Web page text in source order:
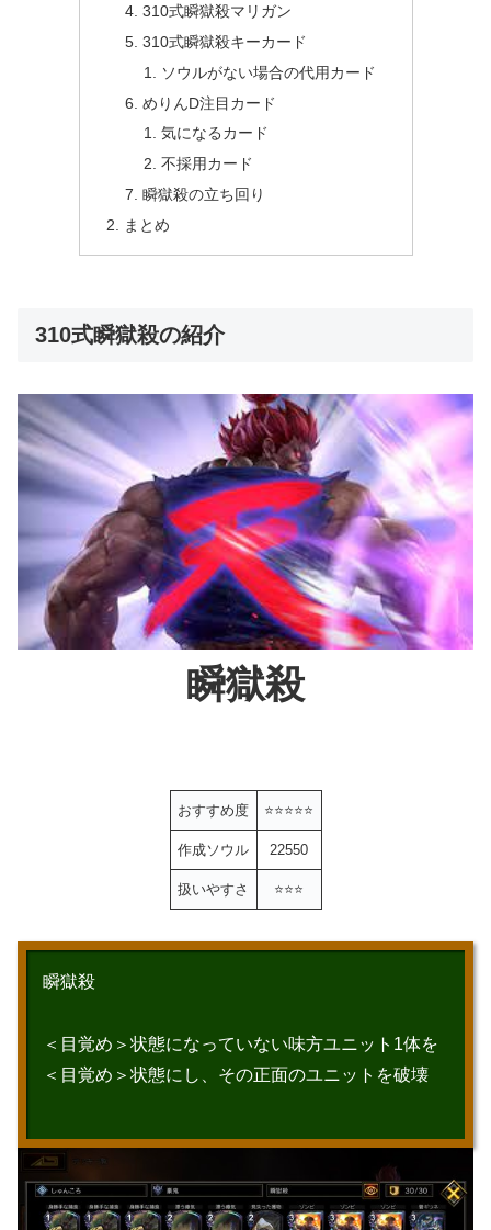
310式瞬獄殺マリガン
310式瞬獄殺キーカード
ソウルがない場合の代用カード
めりんD注目カード
気になるカード
不採用カード
瞬獄殺の立ち回り
まとめ
310式瞬獄殺の紹介
瞬獄殺
おすすめ度 ⭐️⭐️⭐️⭐️⭐️
作成ソウル 22550
扱いやすさ ⭐️⭐️⭐️
瞬獄殺
＜目覚め＞状態になっていない味方ユニット1体を
＜目覚め＞状態にし、その正面のユニットを破壊